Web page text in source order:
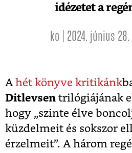
idézetet a
ko | 2024. június 28. |
A hét könyve kritikánk
Ditlevsen trilógiájának
hogy „szinte élve
küzdelmeit és sokszor
érzelmeit”. A három